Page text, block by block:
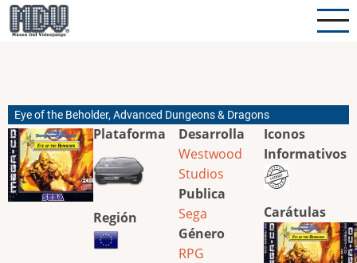
Pasar
al
Eye of the Beholder, Advanced Dungeons & Dragons
Plataforma
Región
Desarrolla
Westwood
Studios
Publica
Sega
Género
RPG
Iconos
Informativos
Carátulas